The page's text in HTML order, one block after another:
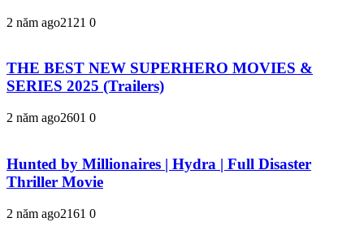
2 năm ago2121 0
THE BEST NEW SUPERHERO MOVIES &
SERIES 2025 (Trailers)
2 năm ago2601 0
Hunted by Millionaires | Hydra | Full Disaster
Thriller Movie
2 năm ago2161 0